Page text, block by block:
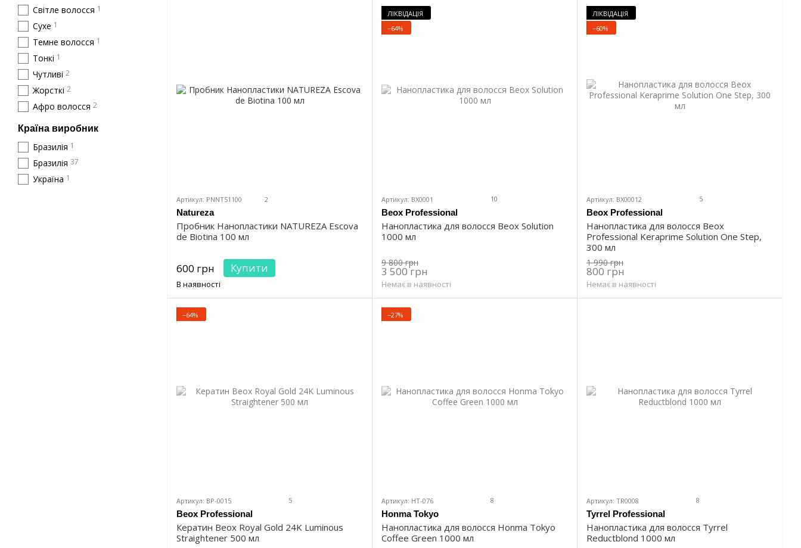
Артикул: PNNT51100 2
Natureza
Пробник Нанопластики NATUREZA Escova
de Biotina 100 мл
600 грн Купити
В наявності
ЛІКВІДАЦІЯ
−64%
Артикул: BX0001 10
Beox Professional
Нанопластика для волосся Beox Solution
1000 мл
9 800 грн
3 500 грн
Немає в наявності
ЛІКВІДАЦІЯ
−60%
Артикул: BX00012 5
Beox Professional
Нанопластика для волосся Beox
Professional Keraprime Solution One Step,
300 мл
1 990 грн
800 грн
Немає в наявності
−64%
Артикул: BP-0015 5
Beox Professional
Кератин Beox Royal Gold 24K Luminous
Straightener 500 мл
−27%
Артикул: HT-076 8
Honma Tokyo
Нанопластика для волосся Honma Tokyo
Coffee Green 1000 мл
Артикул: TR0008 8
Tyrrel Professional
Нанопластика для волосся Tyrrel
Reductblond 1000 мл
Світле волосся 1
Сухе 1
Темне волосся 1
Тонкі 1
Чутливі 2
Жорсткі 2
Афро волосся 2
Країна виробник
Бразилія 1
Бразилія 37
Україна 1